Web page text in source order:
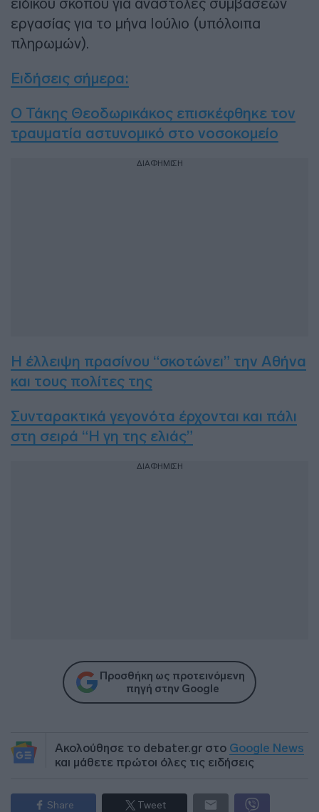
ειδικού σκοπού για αναστολές συμβάσεων
εργασίας για το μήνα Ιούλιο (υπόλοιπα
πληρωμών).
Ειδήσεις σήμερα:
Ο Τάκης Θεοδωρικάκος επισκέφθηκε τον
τραυματία αστυνομικό στο νοσοκομείο
ΔΙΑΦΗΜΙΣΗ
Η έλλειψη πρασίνου “σκοτώνει” την Αθήνα
και τους πολίτες της
Συνταρακτικά γεγονότα έρχονται και πάλι
στη σειρά “Η γη της ελιάς”
ΔΙΑΦΗΜΙΣΗ
Προσθήκη ως προτεινόμενη
πηγή στην Google
Ακολούθησε το debater.gr στο Google News
και μάθετε πρώτοι όλες τις ειδήσεις
Share Tweet